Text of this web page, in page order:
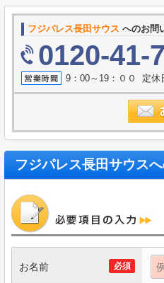
フジパレス長田サウス へのお問
0120-41-
9：00～19：００ 定休
フジパレス長田サウス
必須
お名前